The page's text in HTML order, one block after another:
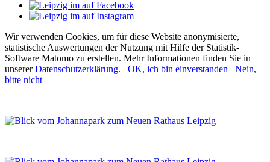
Wir verwenden Cookies, um für diese Website anonymisierte,
statistische Auswertungen der Nutzung mit Hilfe der Statistik-
Software Matomo zu erstellen. Mehr Informationen finden Sie in
unsererDatenschutzerklärung. OK, ich bin einverstanden
Nein,
bitte nicht